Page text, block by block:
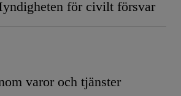
för civilt försvar
varor och tjänster